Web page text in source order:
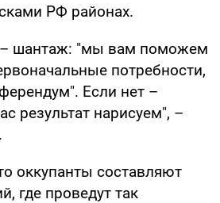
РФ районах.
– шантаж: "мы вам поможем
потребности,
Если нет –
результат нарисуем", –
оккупанты составляют
где проведут так